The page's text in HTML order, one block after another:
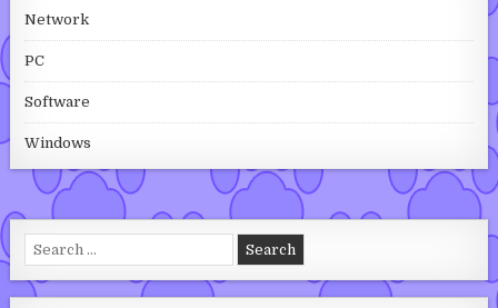
Network
PC
Software
Windows
Search for: